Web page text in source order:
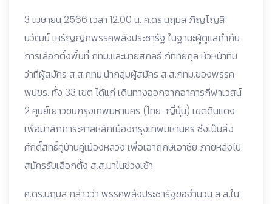
3 เมษายน 2566 เวลา 12.00 น. ศ.ดร.นฤมล ภิญโญสิ
นวัฒน์ เหรัญญิกพรรคพลังประชารัฐ ในฐานะผู้ดูแลกำกับ
การเลือกตั้งพื้นที่ กทม.และนายสกลธี ภัททิยกุล หัวหน้าทีม
ว่าที่ผู้สมัคร ส.ส.กทม.นํากลุ่มผู้สมัคร ส.ส.กทม.ของพรรค
พปชร. ทั้ง 33 เขต ได้แก่ เดินทางออกจากอาคารกีฬาเวสน์
2 ศูนย์เยาวชนกรุงเทพมหานคร (ไทย-ญี่ปุ่น) เขตดินแดง
เพื่อมาสักการะศาลหลักเมืองกรุงเทพมหานคร ซึ่งเป็นสิ่ง
ศักดิ์สิทธิ์คู่บ้านคู่เมืองหลวง เพื่อเอาฤกษ์เอาชัย ภายหลังไป
สมัครรับเลือกตั้ง ส.ส.มาในช่วงเช้า
ศ.ดร.นฤมล กล่าวว่า พรรคพลังประชารัฐขอจำนวน ส.ส.ใน